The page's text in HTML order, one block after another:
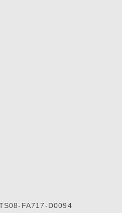
FA717-D0094